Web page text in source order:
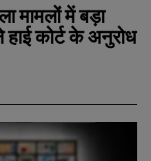
मामलों में बड़ा
हाई कोर्ट के अनुरोध